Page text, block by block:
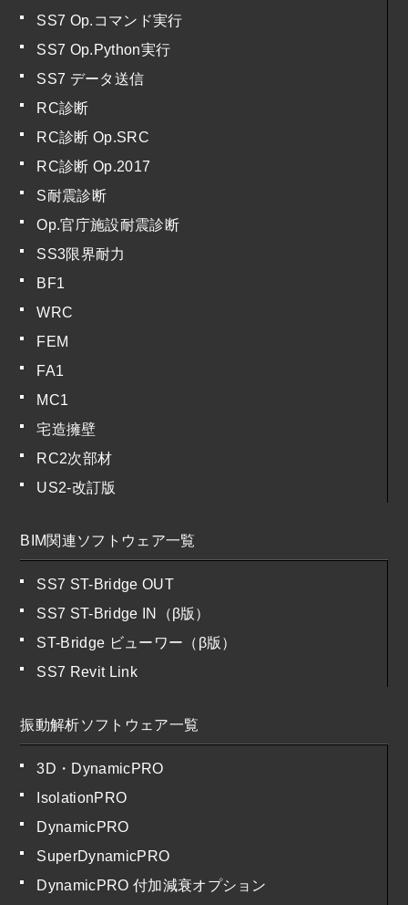
SS7 Op.コマンド実行
SS7 Op.Python実行
SS7 データ送信
RC診断
RC診断 Op.SRC
RC診断 Op.2017
S耐震診断
Op.官庁施設耐震診断
SS3限界耐力
BF1
WRC
FEM
FA1
MC1
宅造擁壁
RC2次部材
US2-改訂版
BIM関連ソフトウェア一覧
SS7 ST-Bridge OUT
SS7 ST-Bridge IN（β版）
ST-Bridge ビューワー（β版）
SS7 Revit Link
振動解析ソフトウェア一覧
3D・DynamicPRO
IsolationPRO
DynamicPRO
SuperDynamicPRO
DynamicPRO 付加減衰オプション